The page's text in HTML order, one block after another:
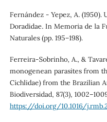
Fernández - Yepez, A. (1950).
Doradidae. In Memoria de la
Naturales (pp. 195–198).
Ferreira-Sobrinho, A., &
monogenean parasites from
Cichlidae) from the Brazilian
Biodiversidad, 87(3),
https://doi.org/10.1016/